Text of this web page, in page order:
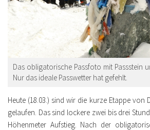
Das obligatorische Passfoto mit Passstein
Nur das ideale Passwetter hat gefehlt.
Heute (18.03.) sind wir die kurze Etappe von
gelaufen. Das sind lockere zwei bis drei
Höhenmeter Aufstieg. Nach der